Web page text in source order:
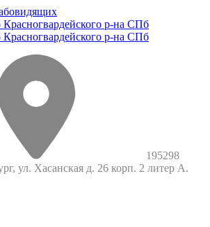
195298
ул. Хасанская д. 26 корп. 2 литер А.